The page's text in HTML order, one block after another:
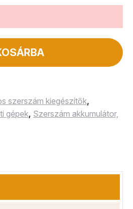
szerszám kiegészítők,
gépek, Szerszám akkumulátor,